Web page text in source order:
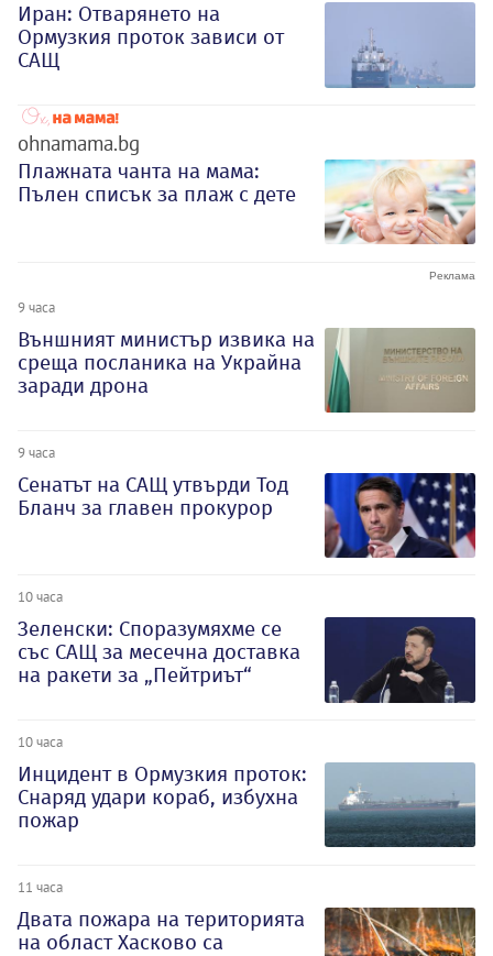
Иран: Отварянето на
Ормузкия проток зависи от
САЩ
ohnamama.bg
Плажната чанта на мама:
Пълен списък за плаж с дете
9 часа
Външният министър извика на
среща посланика на Украйна
заради дрона
9 часа
Сенатът на САЩ утвърди Тод
Бланч за главен прокурор
10 часа
Зеленски: Споразумяхме се
със САЩ за месечна доставка
на ракети за „Пейтриът“
10 часа
Инцидент в Ормузкия проток:
Снаряд удари кораб, избухна
пожар
11 часа
Двата пожара на територията
на област Хасково са